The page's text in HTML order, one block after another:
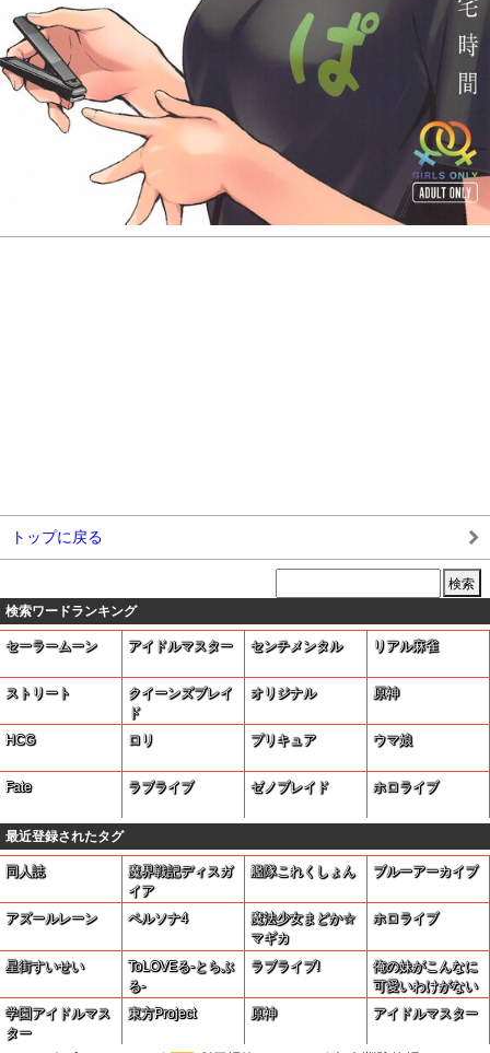
トップに戻る
検索ワードランキング
セーラームーン アイドルマスター センチメンタル リアル麻雀
ストリート
クイーンズブレイ
ド
オリジナル 原神
HCG ロリ プリキュア ウマ娘
Fate ラブライブ ゼノブレイド ホロライブ
最近登録されたタグ
同人誌
魔界戦記ディスガ
イア
艦隊これくしょん ブルーアーカイブ
アズールレーン ペルソナ4
魔法少女まどか☆
マギカ
ホロライブ
星街すいせい
ToLOVEる-とらぶ
る-
ラブライブ!
俺の妹がこんなに
可愛いわけがない
学園アイドルマス
ター
東方Project 原神 アイドルマスター